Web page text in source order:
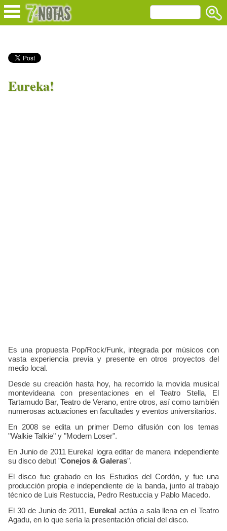
Eureka!
Es una propuesta Pop/Rock/Funk, integrada por músicos con
vasta experiencia previa y presente en otros proyectos del
medio local.
Desde su creación hasta hoy, ha recorrido la movida musical
montevideana con presentaciones en el Teatro Stella, El
Tartamudo Bar, Teatro de Verano, entre otros, así como también
numerosas actuaciones en facultades y eventos universitarios.
En 2008 se edita un primer Demo difusión con los temas
"Walkie Talkie" y "Modern Loser".
En Junio de 2011 Eureka! logra editar de manera independiente
su disco debut "Conejos & Galeras".
El disco fue grabado en los Estudios del Cordón, y fue una
producción propia e independiente de la banda, junto al trabajo
técnico de Luis Restuccia, Pedro Restuccia y Pablo Macedo.
El 30 de Junio de 2011, Eureka! actúa a sala llena en el Teatro
Agadu, en lo que sería la presentación oficial del disco.